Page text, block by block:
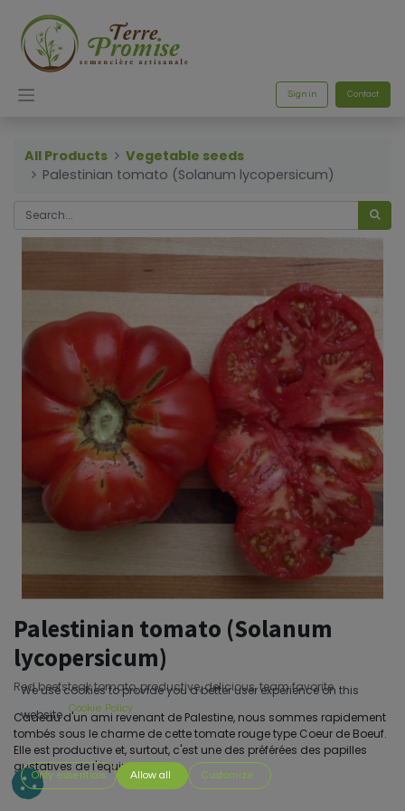
Sign in Contact
All Products
Vegetable seeds
Palestinian tomato (Solanum lycopersicum)
Palestinian tomato (Solanum
lycopersicum)
Red beefsteak tomato, productive, delicious, team favorite.
Cadeau d'un ami revenant de Palestine, nous sommes rapidement
tombés sous le charme de cette tomate rouge type Coeur de Boeuf.
Elle est productive et, surtout, c'est une des préférées des papilles
gustatives de l'équipe.
We use cookies to provide you a better user experience on this
website. Cookie Policy
Only essentials Allow all Customize